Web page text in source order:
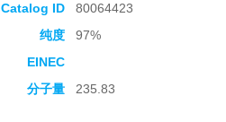
Catalog ID 80064423
纯度
97%
EINEC
分子量 235.83